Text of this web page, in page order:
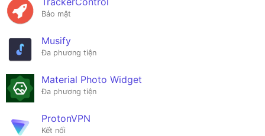
Bảo mật
Musify
Đa phương tiện
Material Photo Widget
Đa phương tiện
ProtonVPN
Kết nối